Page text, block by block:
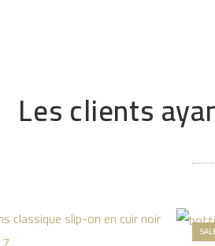
Les clients